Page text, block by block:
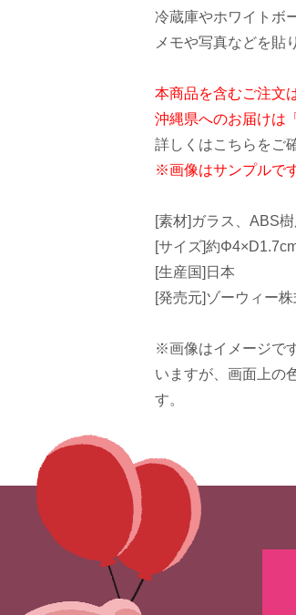
冷蔵庫やホワイトボ
メモや写真などを貼
本商品を含むご注文
沖縄県へのお届けは
詳しくはこちらをご
※画像はサンプルで
[素材]ガラス、ABS
[サイズ]約
[生産国]日本
[発売元]ゾーウィー
※画像はイメージで
いますが、画面上の
す。